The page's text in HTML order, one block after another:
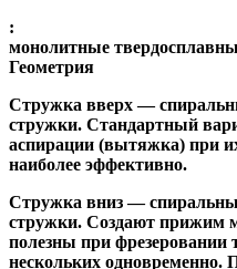
:
монолитные
Геометрия
Стружка вверх—
стружки. Стандартный
аспирации (вытяжка) при
наиболее эффективно.
Стружка вниз—
стружки. Создают прижим
полезны при фрезеровании
нескольких одновременно.